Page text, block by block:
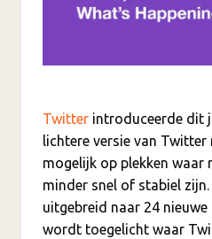
Twitter introduceerde dit
lichtere versie van
mogelijk op plekken waar
minder snel of stabiel
uitgebreid naar 24
wordt toegelicht waar